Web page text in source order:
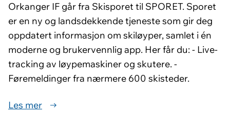
Orkanger IF går fra Skisporet til SPORET. Sporet
er en ny og landsdekkende tjeneste som gir deg
oppdatert informasjon om skiløyper, samlet i én
moderne og brukervennlig app. Her får du: - Live-
tracking av løypemaskiner og skutere. -
Føremeldinger fra nærmere 600 skisteder.
Les mer